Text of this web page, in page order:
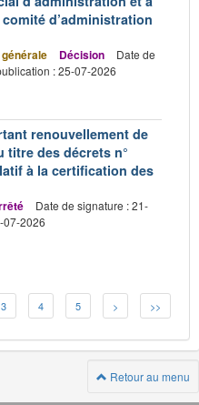
d’administration
Décision
Date de
: 25-07-2026
renouvellement de
titre des décrets n°
à la certification des
Date de signature : 21-
07-2026
3 4 5 > >>
Retour au menu